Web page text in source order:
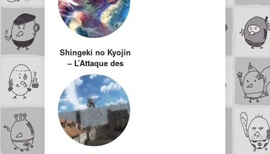
Shingeki no Kyojin
– L’Attaque des
Titans